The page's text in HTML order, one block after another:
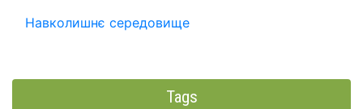
Навколишнє середовище
Tags